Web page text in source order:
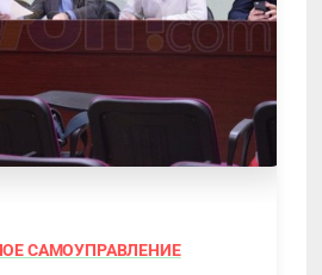
САМОУПРАВЛЕНИЕ